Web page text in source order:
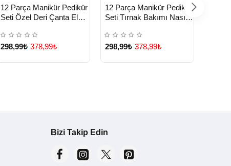
TESLİMAT
Yeni Ürün
12 Parça Manikür Pedikür
Seti Özel Deri Çanta El
Sivilce Temizleme -
Lisinya
298,99₺ 378,99₺
TESLİMAT
Çok Satılan Ürün
Yeni Ürün
12 Parça Manikür Pedikür
Seti Tırnak Bakımı Nasır
Bakımı - Lisinya
298,99₺ 378,99₺
Bizi Takip Edin